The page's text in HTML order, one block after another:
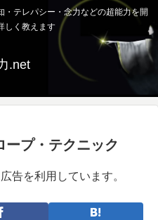
テレパシー・念力などの超能力を開
しく教えます
.net
プ・テクニック
告を利用しています。